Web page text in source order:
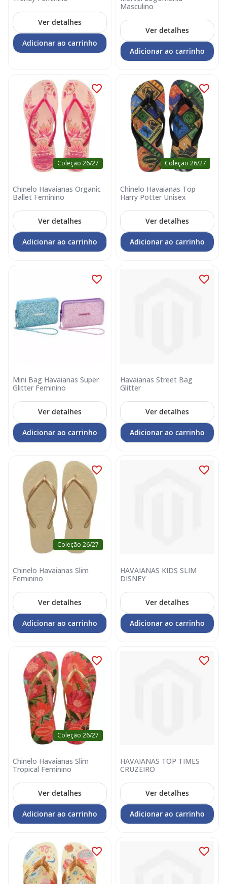
Ver detalhes
Adicionar ao carrinho
Masculino
Ver detalhes
Adicionar ao carrinho
Coleção 26/27
Chinelo Havaianas Organic
Ballet Feminino
Ver detalhes
Adicionar ao carrinho
Coleção 26/27
Chinelo Havaianas Top
Harry Potter Unisex
Ver detalhes
Adicionar ao carrinho
Mini Bag Havaianas Super
Glitter Feminino
Ver detalhes
Adicionar ao carrinho
Havaianas Street Bag
Glitter
Ver detalhes
Adicionar ao carrinho
Coleção 26/27
Chinelo Havaianas Slim
Feminino
Ver detalhes
Adicionar ao carrinho
HAVAIANAS KIDS SLIM
DISNEY
Ver detalhes
Adicionar ao carrinho
Coleção 26/27
Chinelo Havaianas Slim
Tropical Feminino
Ver detalhes
Adicionar ao carrinho
HAVAIANAS TOP TIMES
CRUZEIRO
Ver detalhes
Adicionar ao carrinho